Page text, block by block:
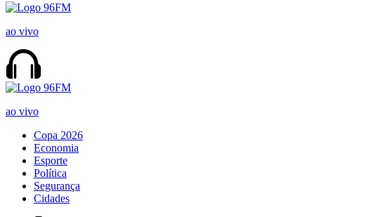
ao vivo
ao vivo
Copa 2026
Economia
Esporte
Política
Segurança
Cidades